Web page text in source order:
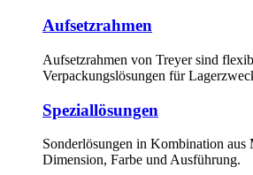
Aufsetzrahmen
Aufsetzrahmen von Treyer sind
Verpackungslösungen für
Speziallösungen
Sonderlösungen in Kombination
Dimension, Farbe und Ausführung.